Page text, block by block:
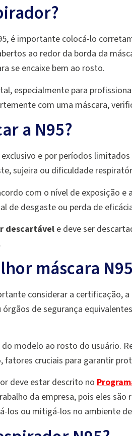
é importante colocá-lo
ao redor da borda da
se encaixe bem ao rosto.
especialmente para
com uma máscara,
a N95?
e por períodos
sujeira ou dificuldade
com o nível de exposição
de desgaste ou perda de
descartável e deve ser
máscara
considerar a certificação,
de segurança
modelo ao rosto do usuário.
cruciais para garantir
deve estar descrito no
da empresa, pois eles
los ou mitigá-los no ambiente